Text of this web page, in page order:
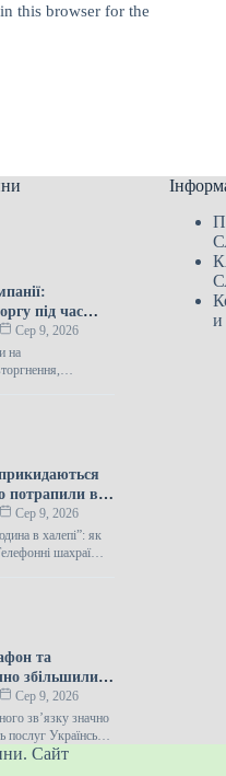
this browser for the
під час
Сер 9, 2026
на
зростання, часто
Деякі
потрапили в
для викриття
Сер 9, 2026
в халепі”: як
шахраї
та
збільшили
з початку
Сер 9, 2026
зв’язку значно
послуг Українські
з початку
суттєво
и
Сайт